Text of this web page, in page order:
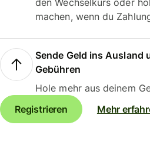
den Wechselkurs oder
machen, wenn du
Sende Geld ins Ausland
Gebühren
Hole mehr aus deinem
Registrieren
Mehr